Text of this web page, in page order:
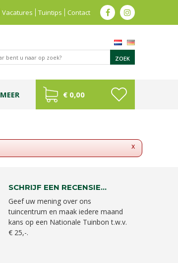
Vacatures Tuintips Contact
MEER € 0,00
x
SCHRIJF EEN RECENSIE...
Geef uw mening over ons
tuincentrum en maak iedere maand
kans op een Nationale Tuinbon t.w.v.
€ 25,-.